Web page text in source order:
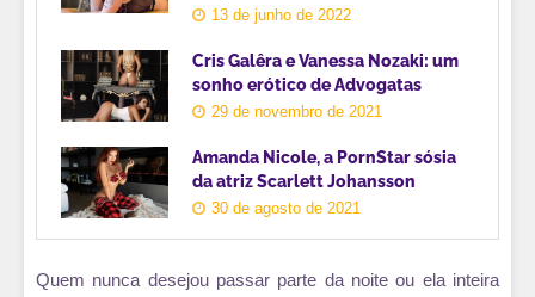
13 de junho de 2022
Cris Galêra e Vanessa Nozaki: um
sonho erótico de Advogatas
29 de novembro de 2021
Amanda Nicole, a PornStar sósia
da atriz Scarlett Johansson
30 de agosto de 2021
Quem nunca desejou passar parte da noite ou ela inteira